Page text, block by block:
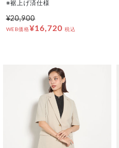
※裾上げ済仕様
¥20,900
WEB価格¥16,720 税込